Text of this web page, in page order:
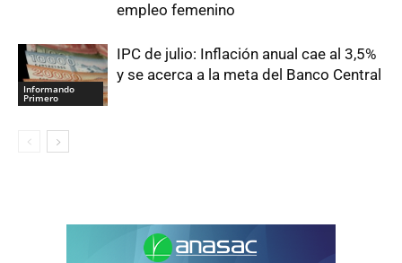
empleo femenino
Informando
Primero
IPC de julio: Inflación anual cae al 3,5%
y se acerca a la meta del Banco Central